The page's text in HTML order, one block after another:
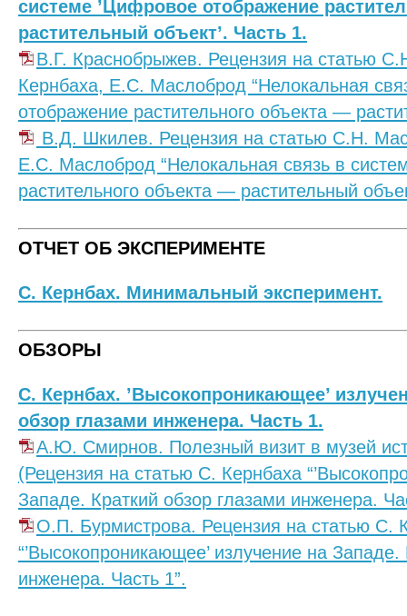
системе ’Цифровое отображение
растительный объект’. Часть 1.
В.Г. Краснобрыжев. Рецензия на статью
Кернбаха, Е.С. Маслоброд “Нелокальная
отображение растительного объекта —
В.Д. Шкилев. Рецензия на статью С.Н.
Е.С. Маслоброд “Нелокальная связь в
растительного объекта — растительный
ОТЧЕТ ОБ ЭКСПЕРИМЕНТЕ
С. Кернбах. Минимальный эксперимент.
ОБЗОРЫ
С. Кернбах. ’Высокопроникающее’
обзор глазами инженера. Часть 1.
А.Ю. Смирнов. Полезный визит в музей
(Рецензия на статью С. Кернбаха
Западе. Краткий обзор глазами инженера.
О.П. Бурмистрова. Рецензия на статью С.
“’Высокопроникающее’ излучение на
инженера. Часть 1”.